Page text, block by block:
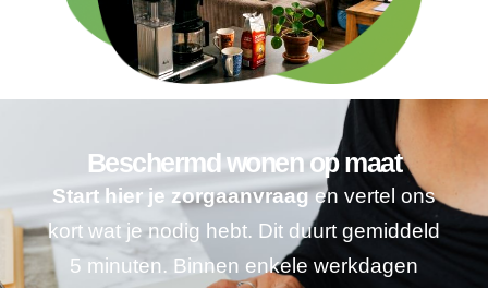
Beschermd wonen op maat
Start hier je zorgaanvraagen vertel ons
kort wat je nodig hebt. Dit duurt gemiddeld
5 minuten. Binnen enkele werkdagen